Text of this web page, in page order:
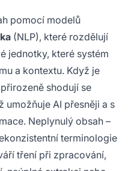
pomocí modelů
(NLP), které rozdělují
jednotky, které systém
a kontextu. Když je
shodují se
umožňuje AI přesněji a s
Neplynulý obsah –
terminologie
tření při zpracování,